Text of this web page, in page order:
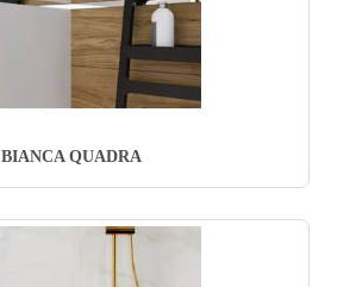
BIANCA QUADRA